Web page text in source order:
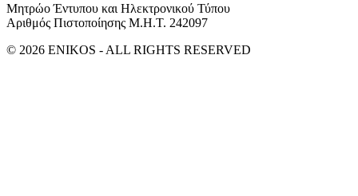
Μητρώο Έντυπου και Ηλεκτρονικού Τύπου
Αριθμός Πιστοποίησης Μ.Η.Τ. 242097
© 2026 ENIKOS - ALL RIGHTS RESERVED